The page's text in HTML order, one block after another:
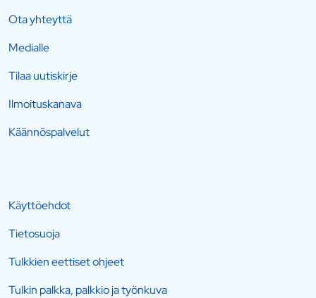
Ota yhteyttä
Medialle
Tilaa uutiskirje
Ilmoituskanava
Käännöspalvelut
Käyttöehdot
Tietosuoja
Tulkkien eettiset ohjeet
Tulkin palkka, palkkio ja työnkuva